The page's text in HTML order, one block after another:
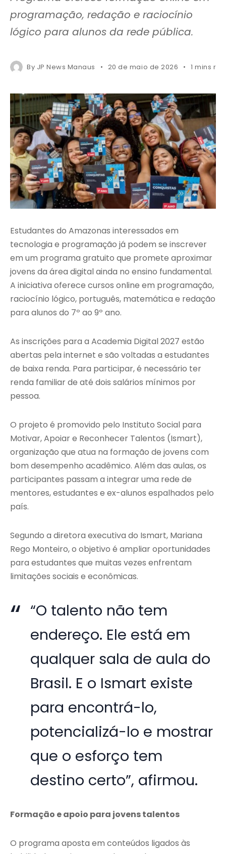
programação, redação e raciocínio
lógico para alunos da rede pública.
By JP News Manaus 20 de maio de 2026 1 mins
Estudantes do Amazonas interessados em
tecnologia e programação já podem se inscrever
em um programa gratuito que promete aproximar
jovens da área digital ainda no ensino fundamental.
A iniciativa oferece cursos online em programação,
raciocínio lógico, português, matemática e redação
para alunos do 7º ao 9º ano.
As inscrições para a Academia Digital 2027 estão
abertas pela internet e são voltadas a estudantes
de baixa renda. Para participar, é necessário ter
renda familiar de até dois salários mínimos por
pessoa.
O projeto é promovido pelo Instituto Social para
Motivar, Apoiar e Reconhecer Talentos (Ismart),
organização que atua na formação de jovens com
bom desempenho acadêmico. Além das aulas, os
participantes passam a integrar uma rede de
mentores, estudantes e ex-alunos espalhados pelo
país.
Segundo a diretora executiva do Ismart, Mariana
Rego Monteiro, o objetivo é ampliar oportunidades
para estudantes que muitas vezes enfrentam
limitações sociais e econômicas.
“O talento não tem
endereço. Ele está em
qualquer sala de aula do
Brasil. E o Ismart existe
para encontrá-lo,
potencializá-lo e mostrar
que o esforço tem
destino certo”, afirmou.
Formação e apoio para jovens talentos
O programa aposta em conteúdos ligados às